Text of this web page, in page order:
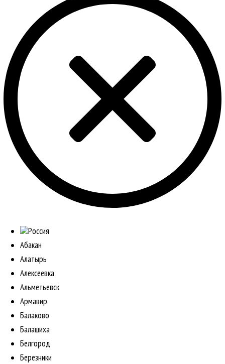
Россия
Абакан
Алатырь
Алексеевка
Альметьевск
Армавир
Балаково
Балашиха
Белгород
Березники